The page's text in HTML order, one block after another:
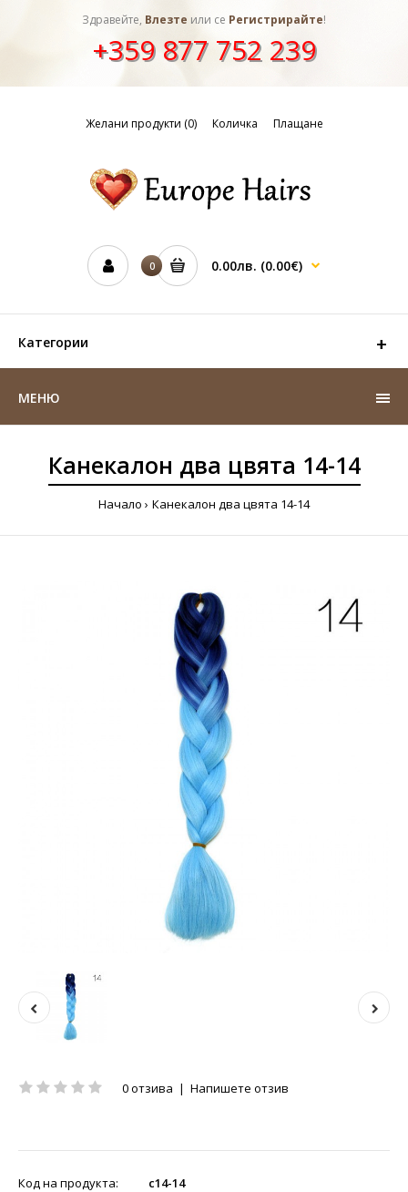
Здравейте, Влезте или се Регистрирайте!
+359 877 752 239
Желани продукти (0) Количка Плащане
0 0.00лв. (0.00€)
Категории
МЕНЮ
Канекалон два цвята 14-14
Начало Канекалон два цвята 14-14
0 отзива | Напишете отзив
Код на продукта:
c14-14